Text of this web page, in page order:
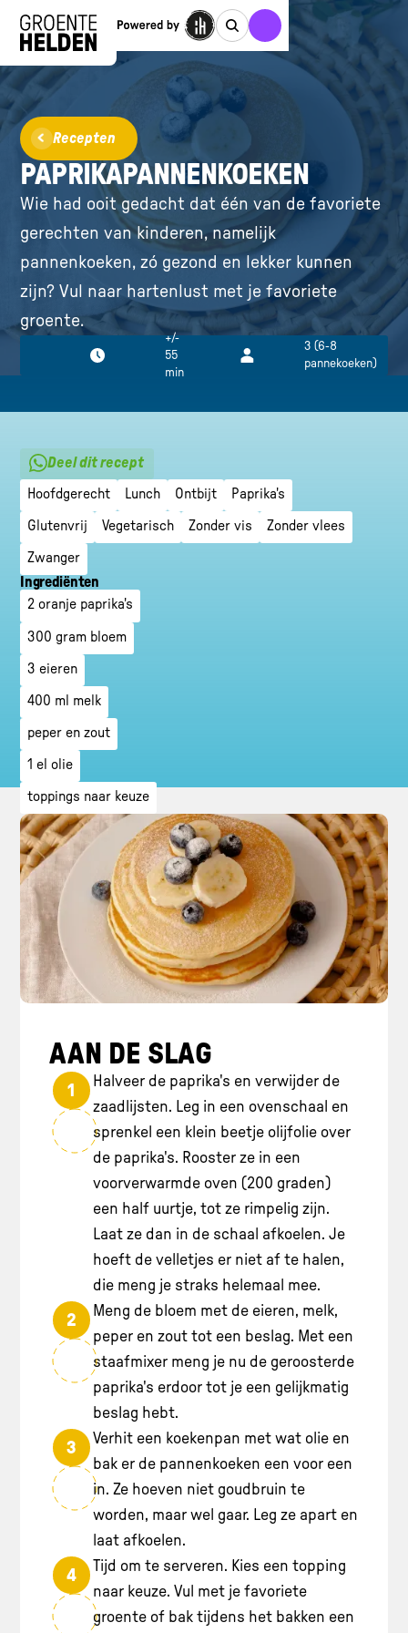
Recepten
PAPRIKAPANNENKOEKEN
Wie had ooit gedacht dat één van de favoriete
gerechten van kinderen, namelijk
pannenkoeken, zó gezond en lekker kunnen
zijn? Vul naar hartenlust met je favoriete
groente.
+/-
55
min
3 (6-8
pannekoeken)
Hoofdgerecht Lunch Ontbijt Paprika's
Glutenvrij Vegetarisch Zonder vis Zonder vlees
Zwanger
Deel dit recept
Ingrediënten
2 oranje paprika's
300 gram bloem
3 eieren
400 ml melk
peper en zout
1 el olie
toppings naar keuze
AAN DE SLAG
1
Halveer de paprika's en verwijder de
zaadlijsten. Leg in een ovenschaal en
sprenkel een klein beetje olijfolie over
de paprika's. Rooster ze in een
voorverwarmde oven (200 graden)
een half uurtje, tot ze rimpelig zijn.
Laat ze dan in de schaal afkoelen. Je
hoeft de velletjes er niet af te halen,
die meng je straks helemaal mee.
2
Meng de bloem met de eieren, melk,
peper en zout tot een beslag. Met een
staafmixer meng je nu de geroosterde
paprika's erdoor tot je een gelijkmatig
beslag hebt.
3
Verhit een koekenpan met wat olie en
bak er de pannenkoeken een voor een
in. Ze hoeven niet goudbruin te
worden, maar wel gaar. Leg ze apart en
laat afkoelen.
4
Tijd om te serveren. Kies een topping
naar keuze. Vul met je favoriete
groente of bak tijdens het bakken een